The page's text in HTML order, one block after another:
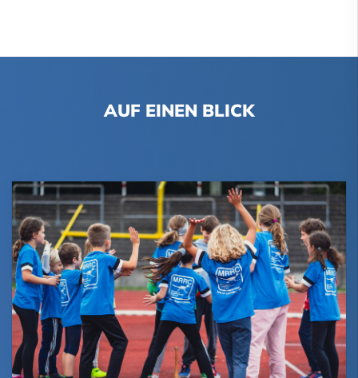
AUF EINEN BLICK